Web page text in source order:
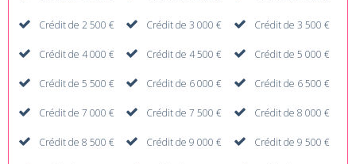
Crédit de 2 500 € Crédit de 3 000 € Crédit de 3 500 €
Crédit de 4 000 € Crédit de 4 500 € Crédit de 5 000 €
Crédit de 5 500 € Crédit de 6 000 € Crédit de 6 500 €
Crédit de 7 000 € Crédit de 7 500 € Crédit de 8 000 €
Crédit de 8 500 € Crédit de 9 000 € Crédit de 9 500 €